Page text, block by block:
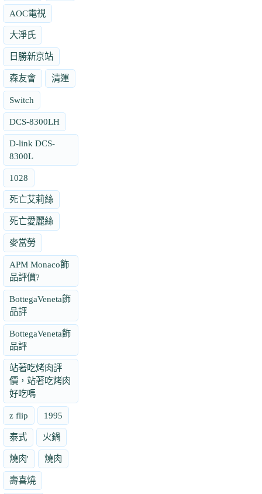
AOC電視
大淨氏
日勝新京站
森友會 清運
Switch
DCS-8300LH
D-link DCS-
8300L
1028
死亡艾莉絲
死亡愛麗絲
麥當勞
APM Monaco飾
品評價?
BottegaVeneta飾
品評
BottegaVeneta飾
品評
站著吃烤肉評
價，站著吃烤肉
好吃嗎
z flip 1995
泰式 火鍋
燒肉' 燒肉
壽喜燒